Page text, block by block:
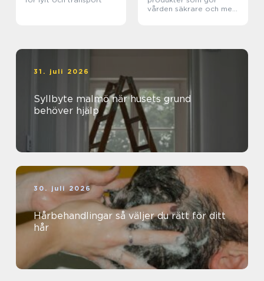
vården säkrare och mer
31. juli 2026
Syllbyte malmö när husets grund
behöver hjälp
30. juli 2026
Hårbehandlingar så väljer du rätt för ditt
hår